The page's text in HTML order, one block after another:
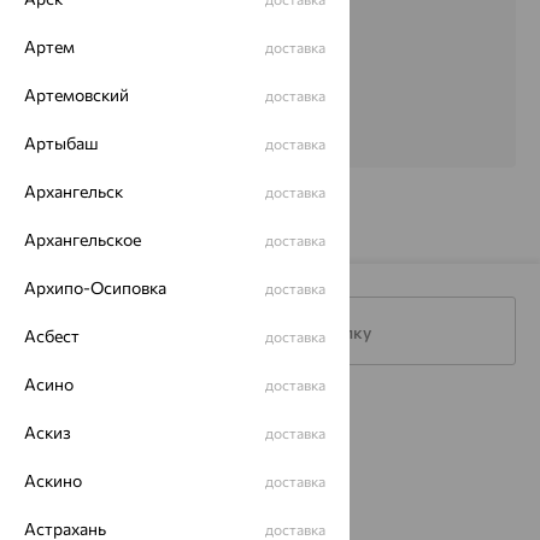
Подписаться на рассылку
Артем доставка
Артемовский доставка
Артыбаш доставка
Архангельск доставка
Архангельское доставка
Архипо-Осиповка доставка
Асбест доставка
Асино доставка
Аскиз доставка
Аскино доставка
Астрахань доставка